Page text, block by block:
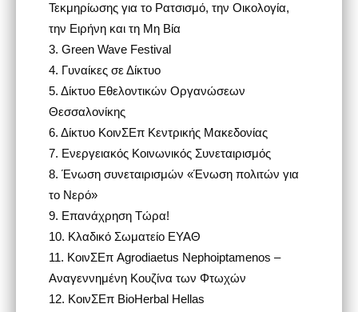
Τεκμηρίωσης για το Ρατσισμό, την Οικολογία,
την Ειρήνη και τη Μη Βία
3. Green Wave Festival
4. Γυναίκες σε Δίκτυο
5. Δίκτυο Εθελοντικών Οργανώσεων
Θεσσαλονίκης
6. Δίκτυο ΚοινΣΕπ Κεντρικής Μακεδονίας
7. Ενεργειακός Κοινωνικός Συνεταιρισμός
8. Ένωση συνεταιρισμών «Ένωση πολιτών για
το Νερό»
9. Επανάχρηση Τώρα!
10. Κλαδικό Σωματείο ΕΥΑΘ
11. ΚοινΣΕπ Agrodiaetus Nephoiptamenos –
Αναγεννημένη Κουζίνα των Φτωχών
12. ΚοινΣΕπ BioHerbal Hellas